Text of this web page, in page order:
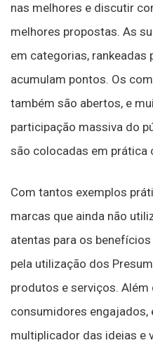
nas melhores e discutir
melhores propostas. As
em categorias, rankeadas
acumulam pontos. Os
também são abertos, e
participação massiva do
são colocadas em prática
Com tantos exemplos
marcas que ainda não
atentas para os
pela utilização dos
produtos e serviços. Além
consumidores engajados,
multiplicador das ideias e